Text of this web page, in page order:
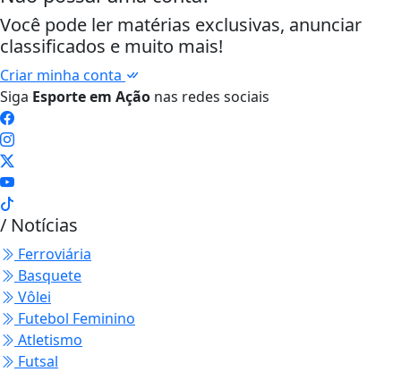
Você pode ler matérias exclusivas, anunciar
classificados e muito mais!
Criar minha conta
Siga Esporte em Ação nas redes sociais
/ Notícias
Ferroviária
Basquete
Vôlei
Futebol Feminino
Atletismo
Futsal